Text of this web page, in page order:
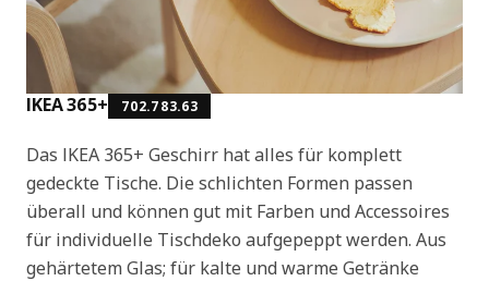
IKEA 365+ 702.783.63
Das IKEA 365+ Geschirr hat alles für komplett
gedeckte Tische. Die schlichten Formen passen
überall und können gut mit Farben und Accessoires
für individuelle Tischdeko aufgepeppt werden. Aus
gehärtetem Glas; für kalte und warme Getränke